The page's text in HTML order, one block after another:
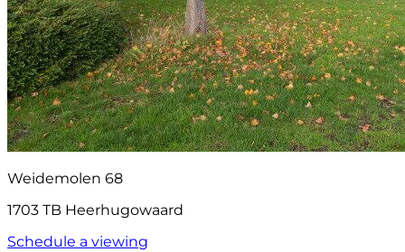
Weidemolen 68
1703 TB Heerhugowaard
Schedule a viewing